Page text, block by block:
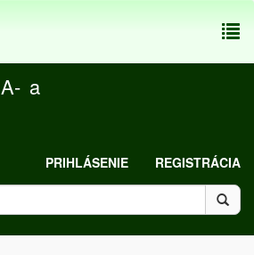
A- a
PRIHLÁSENIE REGISTRÁCIA